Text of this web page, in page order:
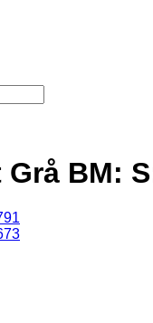
BM: